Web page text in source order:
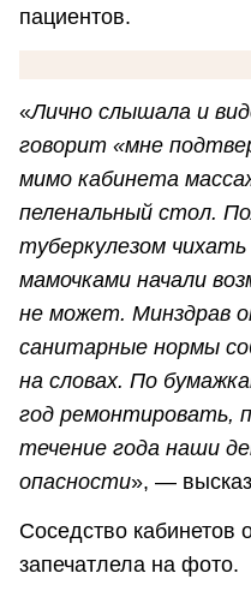
пациентов.
«Лично слышала и
говорит «мне
мимо кабинета
пеленальный стол.
туберкулезом
мамочками начали
не может. Минздрав
санитарные нормы
на словах. По
год ремонтировать,
течение года наши
опасности», —
Соседство кабинетов
запечатлела на фото.